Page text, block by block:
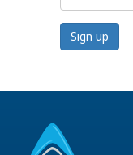
Sign up